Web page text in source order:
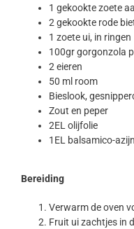
1 gekookte zoete
2 gekookte rode
1 zoete ui, in ringen
100gr gorgonzola
2 eieren
50 ml room
Bieslook,
Zout en peper
2EL olijfolie
1EL balsamico-
Bereiding
Verwarm de oven
Fruit ui zachtjes in